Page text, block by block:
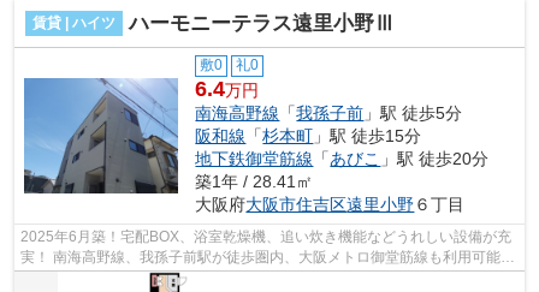
賃貸 | ハイツ ハーモニーテラス遠里小野Ⅲ
敷0 礼0
6.4万円
南海高野線 「我孫子前 」駅 徒歩5分
阪和線 「杉本町 」駅 徒歩15分
地下鉄御堂筋線 「あびこ 」駅 徒歩20分
築1年 / 28.41㎡
大阪府大阪市住吉区遠里小野６丁目
2025年6月築！宅配BOX、浴室乾燥機、追い炊き機能などうれしい設備が充
実！ 南海高野線、我孫子前駅が徒歩圏内、大阪メトロ御堂筋線も利用可能で
す！ ■□■□■□■□■□■□■□■□■□■□■□■□■□■□■...